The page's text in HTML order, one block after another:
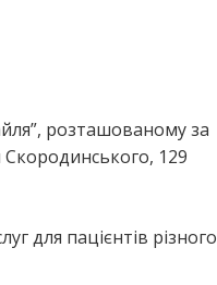
розташованому за
129
для пацієнтів різного